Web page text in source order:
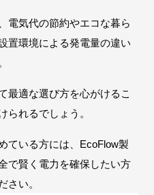
電気代の節約やエコな暮ら
置環境による発電量の違い
最適な選び方を心がけるこ
られるでしょう。
ている方には、EcoFlow製
で賢く電力を確保したい方
さい。